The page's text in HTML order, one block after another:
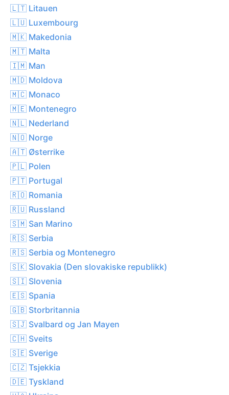
🇱🇹 Litauen
🇱🇺 Luxembourg
🇲🇰 Makedonia
🇲🇹 Malta
🇮🇲 Man
🇲🇩 Moldova
🇲🇨 Monaco
🇲🇪 Montenegro
🇳🇱 Nederland
🇳🇴 Norge
🇦🇹 Østerrike
🇵🇱 Polen
🇵🇹 Portugal
🇷🇴 Romania
🇷🇺 Russland
🇸🇲 San Marino
🇷🇸 Serbia
🇷🇸 Serbia og Montenegro
🇸🇰 Slovakia (Den slovakiske republikk)
🇸🇮 Slovenia
🇪🇸 Spania
🇬🇧 Storbritannia
🇸🇯 Svalbard og Jan Mayen
🇨🇭 Sveits
🇸🇪 Sverige
🇨🇿 Tsjekkia
🇩🇪 Tyskland